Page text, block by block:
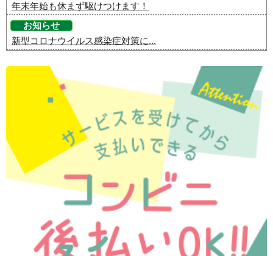
年末年始も休まず駆けつけます！
お知らせ
新型コロナウイルス感染症対策に...